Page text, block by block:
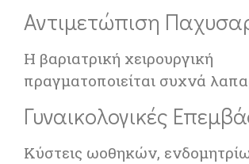
Αντιμετώπιση
Η βαριατρική χειρουργική
πραγματοποιείται συχνά
Γυναικολογικές
Κύστεις ωοθηκών,